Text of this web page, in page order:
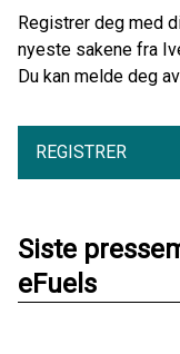
Registrer deg med
nyeste sakene fra
Du kan melde deg
REGISTRER
Siste
eFuels